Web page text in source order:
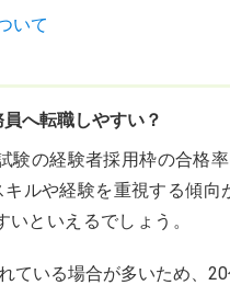
いて
へ転職しやすい？
験の経験者採用枠の合格
ルや経験を重視する傾向
といえるでしょう。
ている場合が多いため、